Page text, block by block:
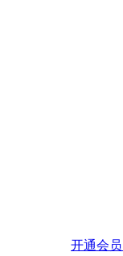
开通会